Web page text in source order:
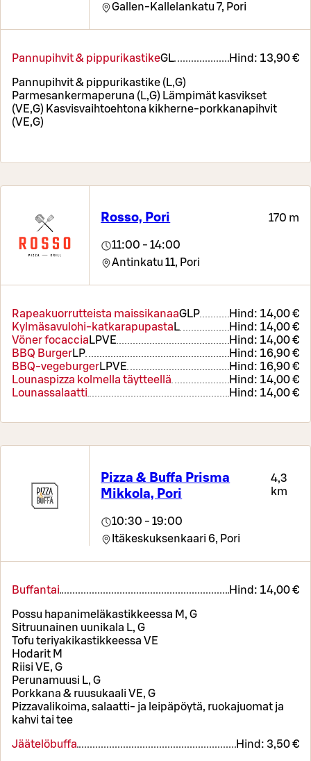
Gallen-Kallelankatu 7, Pori
Pannupihvit & pippurikastikeGL Hind: 13,90 €
Pannupihvit & pippurikastike (L,G)
Parmesankermaperuna (L,G) Lämpimät kasvikset
(VE,G) Kasvisvaihtoehtona kikherne-porkkanapihvit
(VE,G)
Rosso, Pori 170 m
11:00 - 14:00
Antinkatu 11, Pori
Rapeakuorrutteista maissikanaaGLP Hind: 14,00 €
Kylmäsavulohi-katkarapupasta L Hind: 14,00 €
Vöner focaccia LPVE Hind: 14,00 €
BBQ BurgerLP Hind: 16,90 €
BBQ-vegeburgerLPVE Hind: 16,90 €
Lounaspizza kolmella täytteellä
Hind: 14,00 €
Lounassalaatti
Hind: 14,00 €
Pizza & Buffa Prisma
Mikkola, Pori
4,3
km
10:30 - 19:00
Itäkeskuksenkaari 6, Pori
Buffantai Hind: 14,00 €
Possu hapanimeläkastikkeessa M, G
Sitruunainen uunikala L, G
Tofu teriyakikastikkeessa VE
Hodarit M
Riisi VE, G
Perunamuusi L, G
Porkkana & ruusukaali VE, G
Pizzavalikoima, salaatti- ja leipäpöytä, ruokajuomat ja
kahvi tai tee
Jäätelöbuffa Hind: 3,50 €